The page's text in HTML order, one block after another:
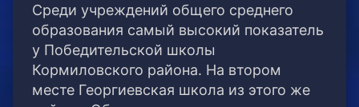
Среди учреждений общего среднего
образования самый высокий показатель
у Победительской школы
Кормиловского района. На втором
месте Георгиевская школа из этого же